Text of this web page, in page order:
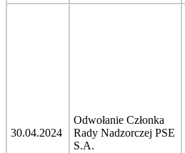
30.04.2024
Odwołanie Członka
Rady Nadzorczej PSE
S.A.